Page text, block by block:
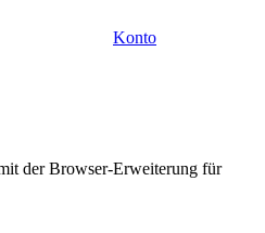
Konto
der Browser-Erweiterung für